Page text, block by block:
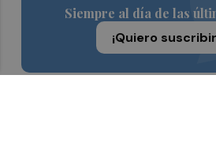
Siempre al día de las
¡Quiero